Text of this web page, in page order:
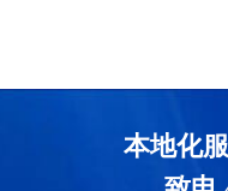
本地化